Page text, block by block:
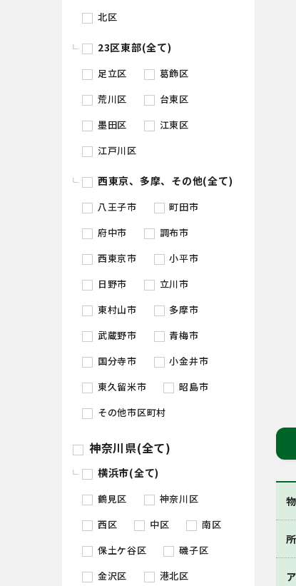
北区
23区東部(全て)
足立区
葛飾区
荒川区
台東区
墨田区
江東区
江戸川区
西東京、多摩、その他(全て)
八王子市
町田市
府中市
調布市
西東京市
小平市
日野市
立川市
東村山市
多摩市
武蔵野市
青梅市
国分寺市
小金井市
東久留米市
昭島市
その他市区町村
神奈川県(全て)
横浜市(全て)
鶴見区
神奈川区
西区
中区
南区
保土ケ谷区
磯子区
金沢区
港北区